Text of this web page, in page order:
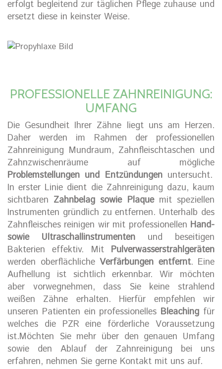
erfolgt begleitend zur täglichen Pflege zuhause und
ersetzt diese in keinster Weise.
PROFESSIONELLE ZAHNREINIGUNG:
UMFANG
Die Gesundheit Ihrer Zähne liegt uns am Herzen.
Daher werden im Rahmen der professionellen
Zahnreinigung Mundraum, Zahnfleischtaschen und
Zahnzwischenräume auf mögliche
Problemstellungen und Entzündungenuntersucht.
In erster Linie dient die Zahnreinigung dazu, kaum
sichtbaren Zahnbelag sowie Plaquemit speziellen
Instrumenten gründlich zu entfernen. Unterhalb des
Zahnfleisches reinigen wir mit professionellen Hand-
sowie Ultraschallinstrumenten und beseitigen
Bakterien effektiv. Mit Pulverwasserstrahlgeräten
werden oberflächliche Verfärbungen entfernt. Eine
Aufhellung ist sichtlich erkennbar. Wir möchten
aber vorwegnehmen, dass Sie keine strahlend
weißen Zähne erhalten. Hierfür empfehlen wir
unseren Patienten ein professionelles Bleaching für
welches die PZR eine förderliche Voraussetzung
ist.Möchten Sie mehr über den genauen Umfang
sowie den Ablauf der Zahnreinigung bei uns
erfahren, nehmen Sie gerne Kontakt mit uns auf.